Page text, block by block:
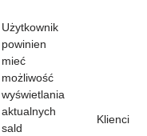
Użytkownik
powinien
mieć
możliwość
wyświetlania
aktualnych
sald
Klienci